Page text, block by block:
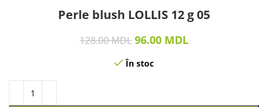
Perle blush LOLLIS 12 g 05
128.00MDL 96.00 MDL
În stoc